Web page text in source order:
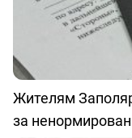
Жителям
за